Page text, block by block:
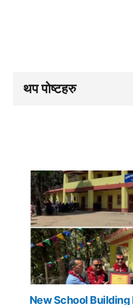
थप पोष्टहरु
New School Building